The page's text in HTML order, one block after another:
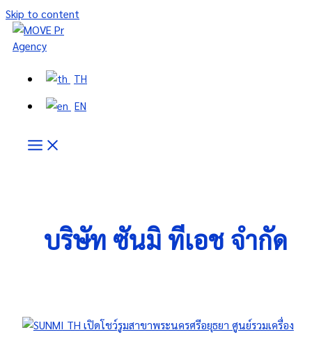
Skip to content
TH
EN
บริษัท ซันมิ ทีเอช จำกัด